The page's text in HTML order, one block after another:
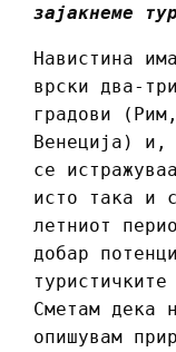
зајакнеме
Навистина
врски два-
градови
Венеција) и,
се
исто така и
летниот
добар
Сметам дека
опишувам